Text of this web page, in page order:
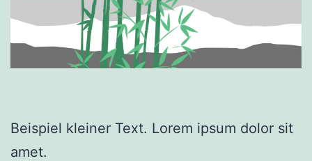
Beispiel kleiner Text. Lorem ipsum dolor sit
amet.